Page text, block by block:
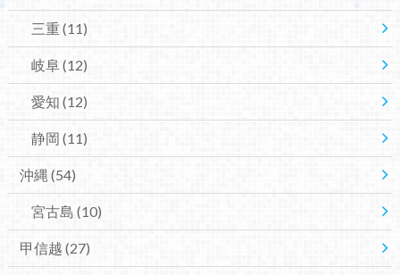
三重(11)
岐阜(12)
愛知 (12)
静岡 (11)
沖縄 (54)
宮古島 (10)
甲信越 (27)